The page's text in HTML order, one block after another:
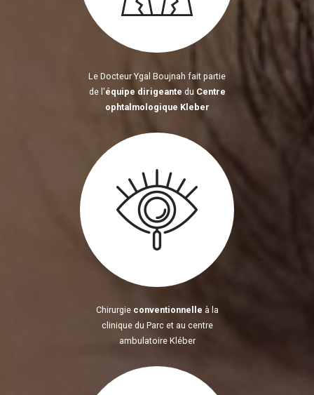
Le Docteur Ygal Boujnah fait partie
de l'équipe dirigeante du Centre
ophtalmologique Kleber
Chirurgie conventionnelle à la
clinique du Parc et au centre
ambulatoire Kléber